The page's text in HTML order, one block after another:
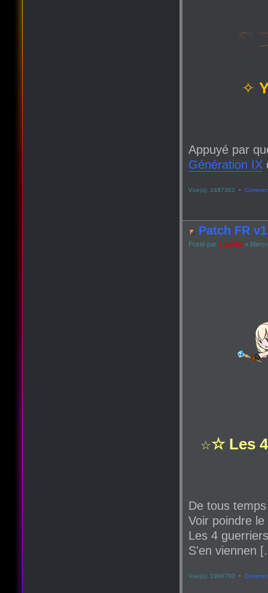
✧
Appuyé par
Génération IX
Vue(s): 1487362 •
Patch FR
Posté par: Lyan53 »
☆☆ Les
De tous
Voir poindre
Les 4
S'en viennen
Vue(s): 1994700 •